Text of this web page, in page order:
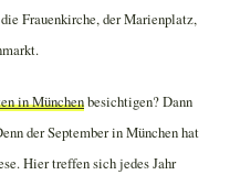
Frauenkirche, der Marienplatz,
in Münchenbesichtigen? Dann
der September in München hat
Hier treffen sich jedes Jahr